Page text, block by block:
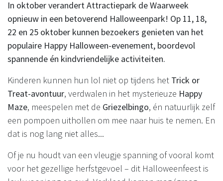
In oktober verandert Attractiepark de Waarweek
opnieuw in een betoverend Halloweenpark! Op 11, 18,
22 en 25 oktober kunnen bezoekers genieten van het
populaire Happy Halloween-evenement, boordevol
spannende én kindvriendelijke activiteiten.
Kinderen kunnen hun lol niet op tijdens het Trick or
Treat-avontuur, verdwalen in het mysterieuze Happy
Maze, meespelen met de Griezelbingo, én natuurlijk zelf
een pompoen uithollen om mee naar huis te nemen. En
dat is nog lang niet alles...
Of je nu houdt van een vleugje spanning of vooral komt
voor het gezellige herfstgevoel – dit Halloweenfeest is